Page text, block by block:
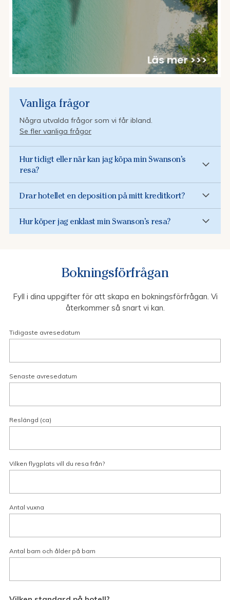
Vanliga frågor
Några utvalda frågor som vi får ibland.
Se fler vanliga frågor
Hur tidigt eller när kan jag köpa min Swanson’s
resa?
Drar hotellet en deposition på mitt kreditkort?
Hur köper jag enklast min Swanson’s resa?
Bokningsförfrågan
Fyll i dina uppgifter för att skapa en bokningsförfrågan. Vi
återkommer så snart vi kan.
Tidigaste avresedatum
Senaste avresedatum
Reslängd (ca)
Vilken flygplats vill du resa från?
Antal vuxna
Antal barn och ålder på barn